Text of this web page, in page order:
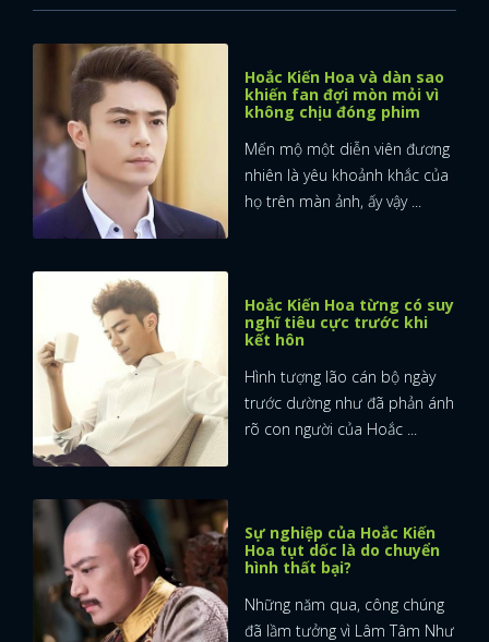
Hoắc Kiến Hoa và dàn sao
khiến fan đợi mòn mỏi vì
không chịu đóng phim
Mến mộ một diễn viên đương
nhiên là yêu khoảnh khắc của
họ trên màn ảnh, ấy vậy ...
Hoắc Kiến Hoa từng có suy
nghĩ tiêu cực trước khi
kết hôn
Hình tượng lão cán bộ ngày
trước dường như đã phản ánh
rõ con người của Hoắc ...
Sự nghiệp của Hoắc Kiến
Hoa tụt dốc là do chuyển
hình thất bại?
Những năm qua, công chúng
đã lầm tưởng vì Lâm Tâm Như